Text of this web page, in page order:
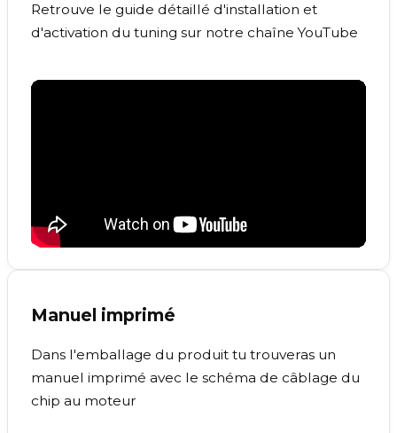
Retrouve le guide détaillé d'installation et
d'activation du tuning sur notre chaîne YouTube
Manuel imprimé
Dans l'emballage du produit tu trouveras un
manuel imprimé avec le schéma de câblage du
chip au moteur